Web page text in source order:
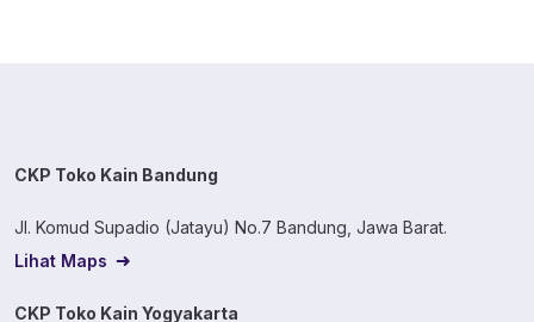
CKP Toko Kain Bandung
Jl. Komud Supadio (Jatayu) No.7 Bandung, Jawa Barat.
Lihat Maps
CKP Toko Kain Yogyakarta